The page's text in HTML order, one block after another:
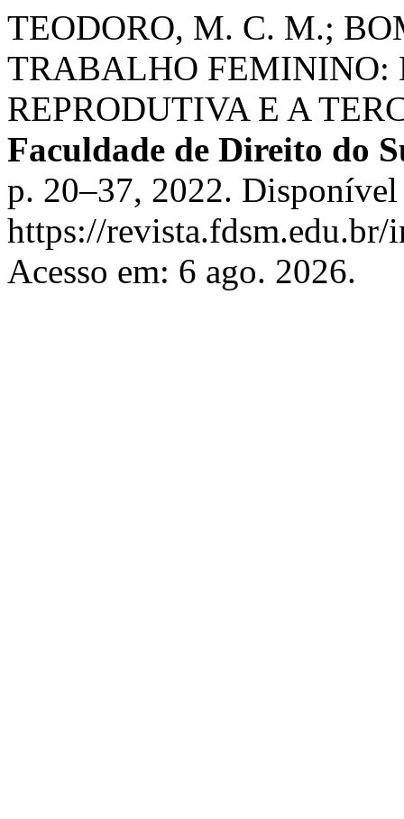
TEODORO, M. C. M.;
TRABALHO FEMININO:
REPRODUTIVA E A
Faculdade de Direito do
p. 20–37, 2022. Disponível
https://
Acesso em: 6 ago. 2026.